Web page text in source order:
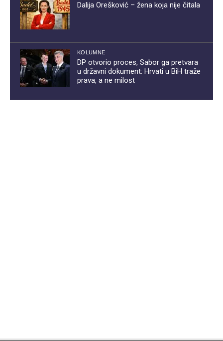
Dalija Orešković – žena koja nije čitala
KOLUMNE
DP otvorio proces, Sabor ga pretvara
u državni dokument: Hrvati u BiH traže
prava, a ne milost